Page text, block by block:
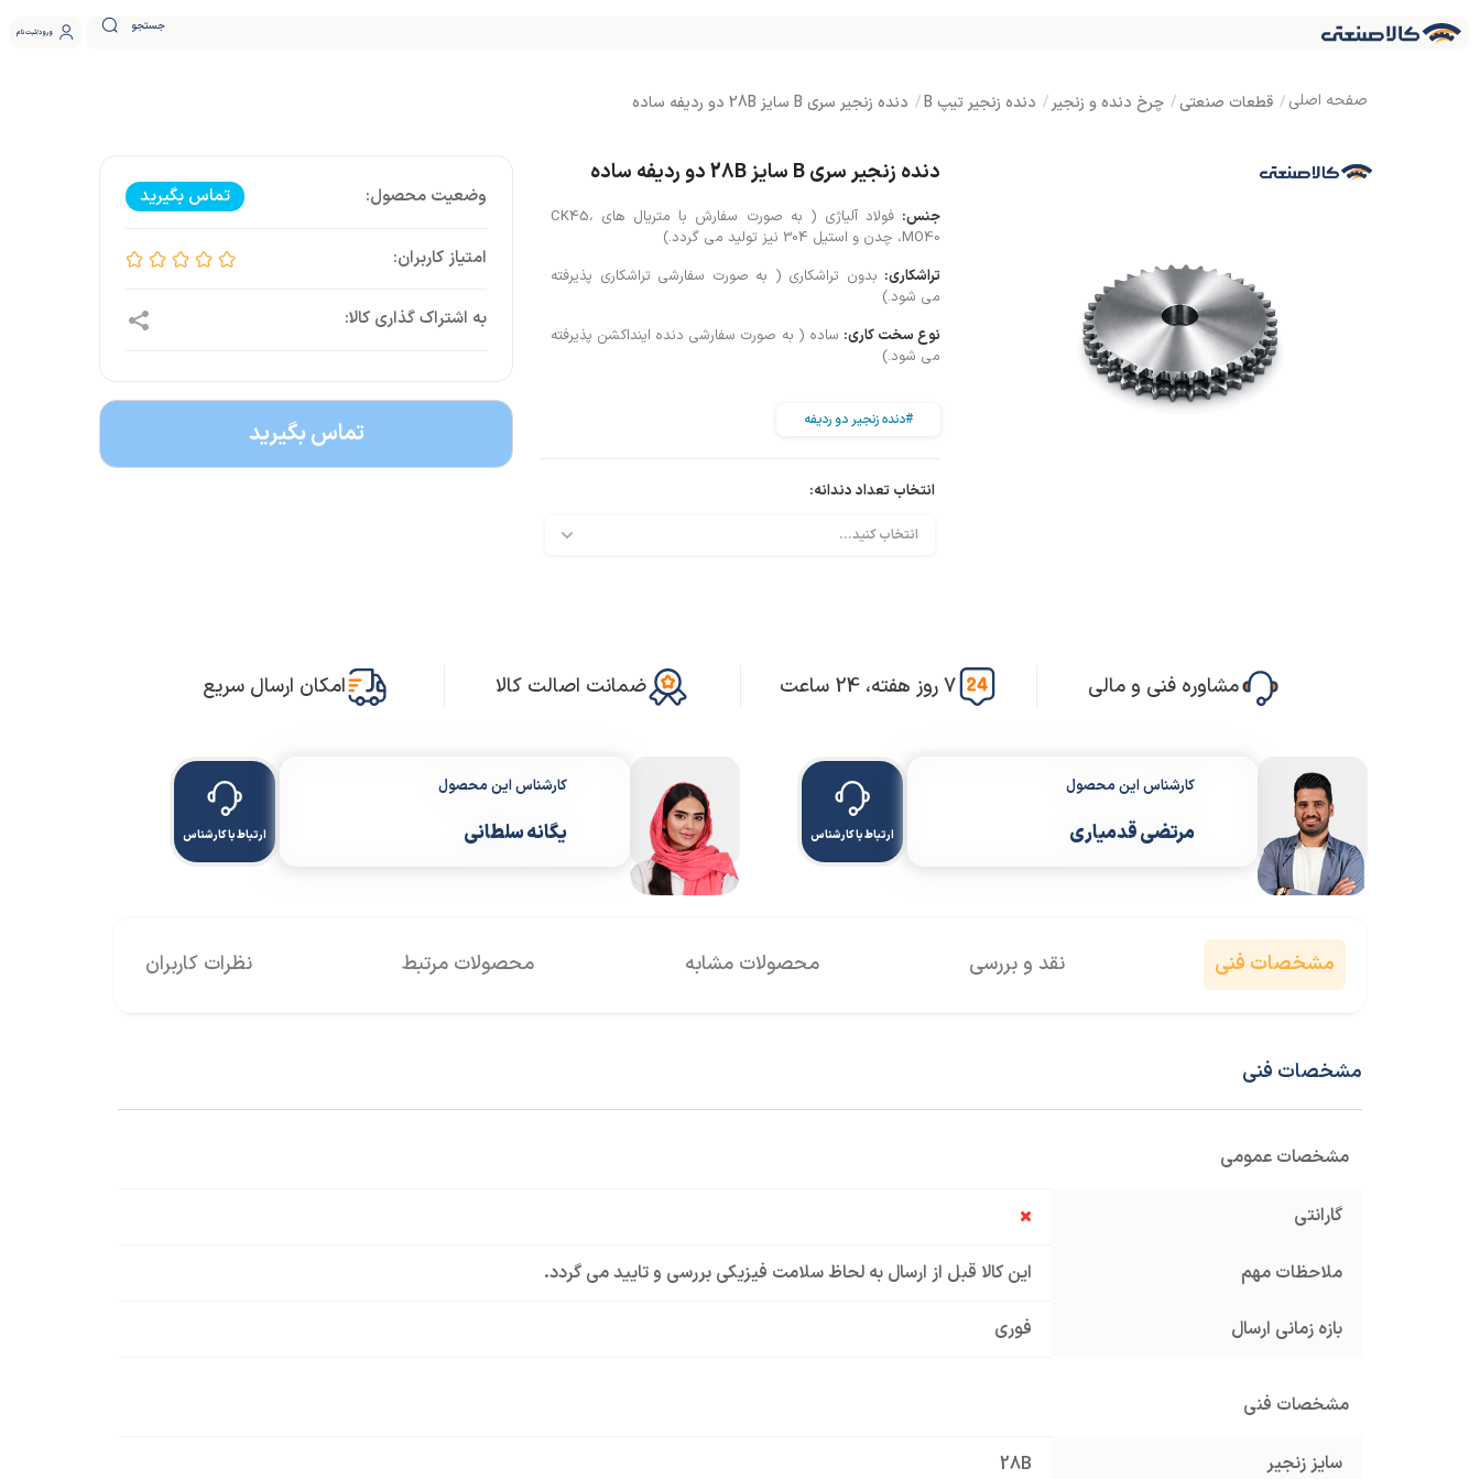
جستجو ورود ثبت نام
قطعات صنعتی چرخ دنده و زنجیر دنده زنجیر تیپ B دنده زنجیر سری B سایز 28B دو ردیفه ساده
دنده زنجیر سری B سایز 28B دو ردیفه ساده
جنس:
فولاد آلیاژی ( به صورت سفارش با متریال های CK45،
MO40، چدن و استیل 304 نیز تولید می گردد.)
تراشکاری: بدون تراشکاری ( به صورت سفارشی تراشکاری پذیرفته
می شود.)
نوع سخت کاری: ساده ( به صورت سفارشی دنده اینداکشن پذیرفته
می شود.)
#دنده زنجیر دو ردیفه
انتخاب تعداد دندانه:
تماس بگیرید
تماس بگیرید
مشاوره فنی و مالی 7 روز هفته، 24 ساعت ضمانت اصالت کالا امکان ارسال سریع
کارشناس این محصول
مرتضی قدمیاری ارتباط با کارشناس
کارشناس این محصول
یگانه سلطانی ارتباط با کارشناس
مشخصات فنی نقد و بررسی محصولات مشابه محصولات مرتبط نظرات کاربران
مشخصات فنی
مشخصات عمومی
گارانتی
ملاحظات مهم این کالا قبل از ارسال به لحاظ سلامت فیزیکی بررسی و تایید می گردد.
بازه زمانی ارسال فوری
مشخصات فنی
سایز زنجیر 28B